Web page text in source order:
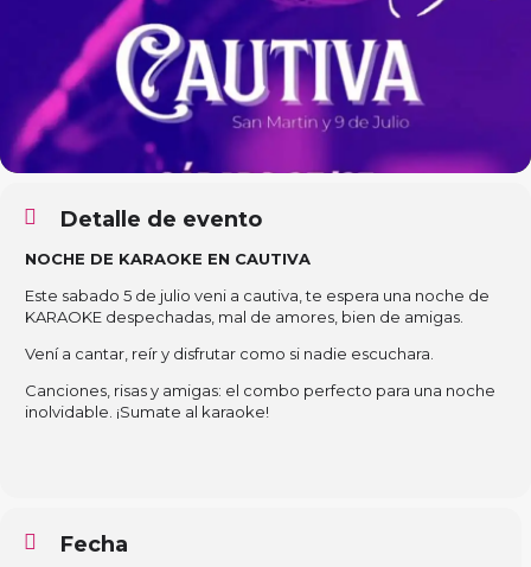
Detalle de evento
NOCHE DE KARAOKE EN CAUTIVA
Este sabado 5 de julio veni a cautiva, te espera una noche de
KARAOKE despechadas, mal de amores, bien de amigas.
Vení a cantar, reír y disfrutar como si nadie escuchara.
Canciones, risas y amigas: el combo perfecto para una noche
inolvidable. ¡Sumate al karaoke!
Fecha